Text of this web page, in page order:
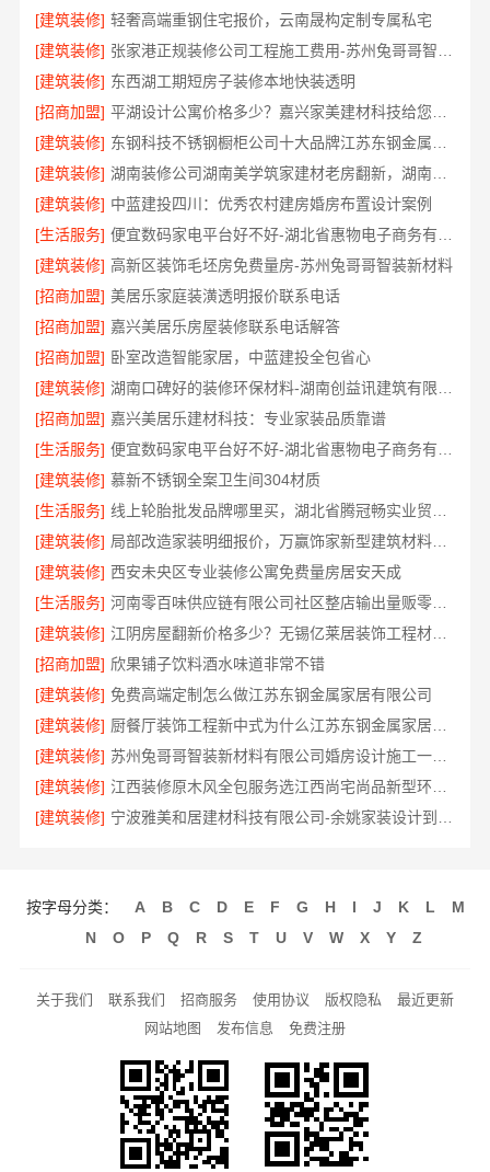
[建筑装修] 轻奢高端重钢住宅报价，云南晟构定制专属私宅
[建筑装修]
[建筑装修] 东西湖工期短房子装修本地快装透明
[招商加盟]
[建筑装修]
[建筑装修]
湖南装修公司湖南美学筑家建材老房翻新，湖南美学筑家建材焕新您的家
[建筑装修] 中蓝建投四川：优秀农村建房婚房布置设计案例
[生活服务]
[建筑装修] 高新区装饰毛坯房免费量房-苏州兔哥哥智装新材料
[招商加盟] 美居乐家庭装潢透明报价联系电话
[招商加盟] 嘉兴美居乐房屋装修联系电话解答
[招商加盟] 卧室改造智能家居，中蓝建投全包省心
[建筑装修]
[招商加盟] 嘉兴美居乐建材科技：专业家装品质靠谱
[生活服务]
[建筑装修] 慕新不锈钢全案卫生间304材质
[生活服务]
[建筑装修]
局部改造家装明细报价，万赢饰家新型建筑材料有限公司精准核算
[建筑装修] 西安未央区专业装修公寓免费量房居安天成
[生活服务]
河南零百味供应链有限公司社区整店输出量贩零食适配全场景
[建筑装修]
江阴房屋翻新价格多少？无锡亿莱居装饰工程材料有限公司全流程品控
[招商加盟] 欣果铺子饮料酒水味道非常不错
[建筑装修] 免费高端定制怎么做江苏东钢金属家居有限公司
[建筑装修]
[建筑装修]
苏州兔哥哥智装新材料有限公司婚房设计施工一体化
[建筑装修]
江西装修原木风全包服务选江西尚宅尚品新型环保材料有限公司
[建筑装修]
按字母分类： A B C D E F G H I J K L
M
N
O P Q R S T U V W X Y Z
关于我们 联系我们 招商服务 使用协议 版权隐私
最近更新
网站地图
发布信息 免费注册